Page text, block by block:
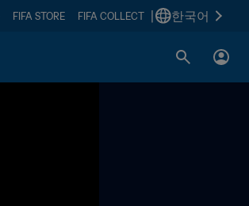
FIFA STORE FIFA COLLECT 한국어